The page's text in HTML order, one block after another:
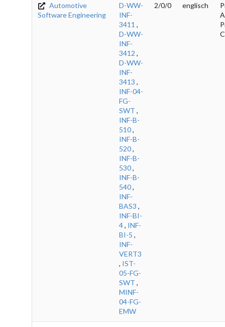
Automotive
Software Engineering
D-WW-
INF-
3411 ,
D-WW-
INF-
3412 ,
D-WW-
INF-
3413 ,
INF-04-
FG-
SWT ,
INF-B-
510,
INF-B-
520,
INF-B-
530,
INF-B-
540,
INF-
BAS3 ,
INF-BI-
4, INF-
BI-5 ,
INF-
VERT3
, IST-
05-FG-
SWT ,
MINF-
04-FG-
EMW
2/0/0 englisch